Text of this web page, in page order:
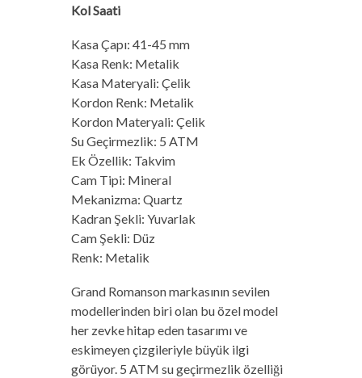
Kol Saati
Kasa Çapı: 41-45 mm
Kasa Renk: Metalik
Kasa Materyali: Çelik
Kordon Renk: Metalik
Kordon Materyali: Çelik
Su Geçirmezlik: 5 ATM
Ek Özellik: Takvim
Cam Tipi: Mineral
Mekanizma: Quartz
Kadran Şekli: Yuvarlak
Cam Şekli: Düz
Renk: Metalik
Grand Romanson markasının sevilen
modellerinden biri olan bu özel model
her zevke hitap eden tasarımı ve
eskimeyen çizgileriyle büyük ilgi
görüyor. 5 ATM su geçirmezlik özelliği